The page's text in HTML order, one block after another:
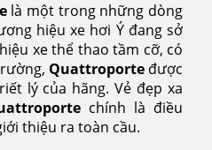
là một trong những dòng
hiệu xe hơi Ý đang sở
xe thể thao tầm cỡ, có
Quattroporte được
lý của hãng. Vẻ đẹp xa
chính là điều
thiệu ra toàn cầu.